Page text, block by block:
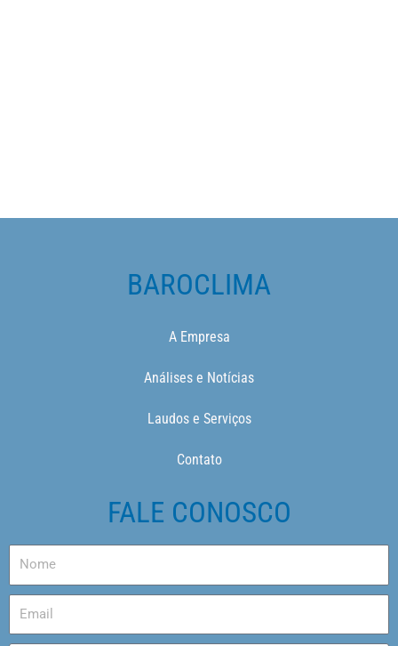
BAROCLIMA
A Empresa
Análises e Notícias
Laudos e Serviços
Contato
FALE CONOSCO